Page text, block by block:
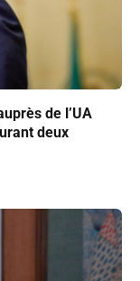
de l’UA
deux